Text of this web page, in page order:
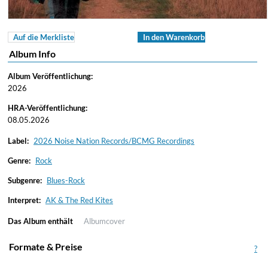
Auf die Merkliste In den Warenkorb
Album Info
Album Veröffentlichung:
2026
HRA-Veröffentlichung:
08.05.2026
Label: 2026 Noise Nation Records/BCMG Recordings
Genre: Rock
Subgenre: Blues-Rock
Interpret: AK & The Red Kites
Das Album enthält Albumcover
?
Formate & Preise